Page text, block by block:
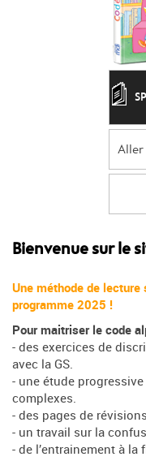
Aller
Bienvenue sur le
Une méthode de
programme 2025 !
Pour maitriser le code
- des exercices de
avec la GS.
- une étude
complexes.
- des pages de
- un travail sur la
- de l’entrainement à la